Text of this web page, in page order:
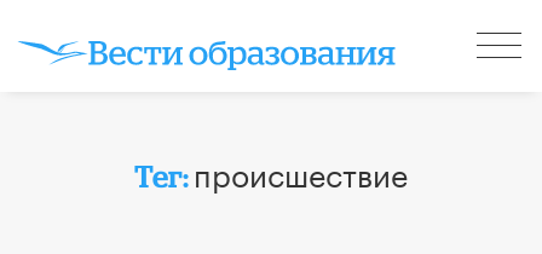
Тег: происшествие